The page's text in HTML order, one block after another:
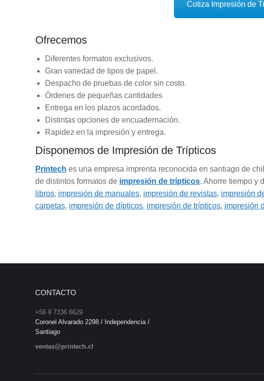
Cotiza Impresión de
Ofrecemos
Diferentes formatos exclusivos.
Gran variedad de tipos de papel.
Despacho de pruebas de color sin costo.
Órdenes de pequeñas cantidades
Entrega en los plazos acordados.
Distintas opciones de encuadernación.
Rapidez en la impresión y entrega.
Disponemos de Impresión de Trípticos
Printech es una empresa imprenta reconocida en santiago de
de distintos formatos de impresión de trípticos. Ahorre tiempo y
libros, impresión de manuales, impresión de revistas, impresión
carpetas, impresión de dípticos, impresión de trípticos, impresión
CONTACTO
+56 9 7336 6629
Coronel Alvarado 2298 / Independencia /
Santiago
ventas@printech.cl